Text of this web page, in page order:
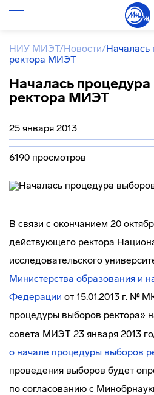
НИУ МИЭТ/Новости/Началась
ректора МИЭТ
Началась
ректора МИЭТ
25 января 2013
6190 просмотров
В связи с окончанием 20
действующего ректора
исследовательского
Министерства образования и
Федерации от 15.01.2013 г. №
процедуры выборов ректора»
совета МИЭТ 23 января 2013
о начале процедуры выборов
проведения выборов будет
по согласованию с